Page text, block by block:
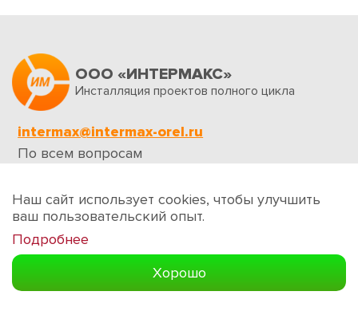
ООО «ИНТЕРМАКС»
Инсталляция проектов полного цикла
intermax@intermax-orel.ru
По всем вопросам
Обратная связь
Наш сайт использует cookies, чтобы улучшить
ваш пользовательский опыт.
Подробнее
Хорошо